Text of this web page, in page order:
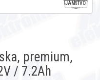
JAMSTVO
premium,
/ 7.2Ah